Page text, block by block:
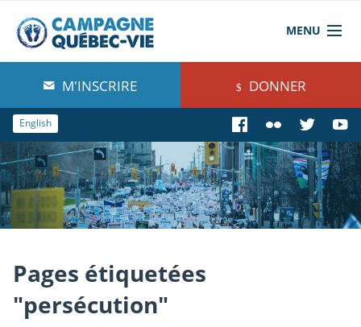
MENU
À propos de nous
Blog
Comprendre
Agir
Boutique
M'INSCRIRE DONNER
English
Pages étiquetées
"persécution"